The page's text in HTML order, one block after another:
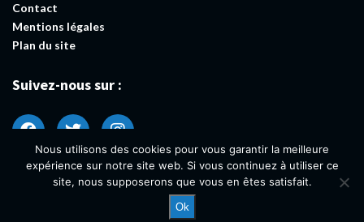
Contact
Mentions légales
Plan du site
Suivez-nous sur :
@2023 – Tous droits réservés.
Nous utilisons des cookies pour vous garantir la meilleure
expérience sur notre site web. Si vous continuez à utiliser ce
site, nous supposerons que vous en êtes satisfait.
Ok